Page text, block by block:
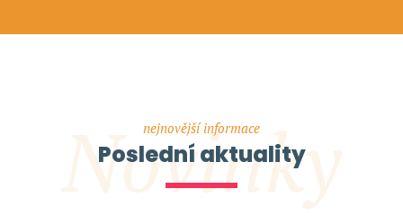
Novinky
nejnovější informace
Poslední aktuality